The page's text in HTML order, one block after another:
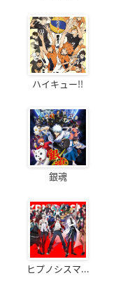
ハイキュー!!
銀魂
ヒプノシスマ...